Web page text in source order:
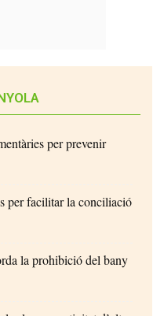
per prevenir
per facilitar la conciliació
la prohibició del bany